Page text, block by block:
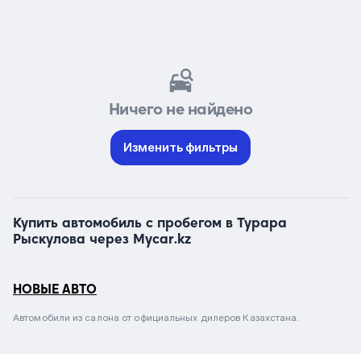
Ничего не найдено
Изменить фильтры
Купить автомобиль с пробегом в Турара
Рыскулова через Mycar.kz
НОВЫЕ АВТО
Автомобили из салона от официальных дилеров Казахстана.